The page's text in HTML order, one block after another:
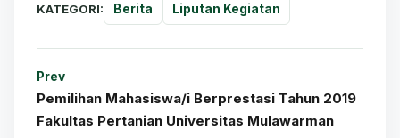
KATEGORI: Berita Liputan Kegiatan
Prev
Pemilihan Mahasiswa/i Berprestasi Tahun 2019
Fakultas Pertanian Universitas Mulawarman